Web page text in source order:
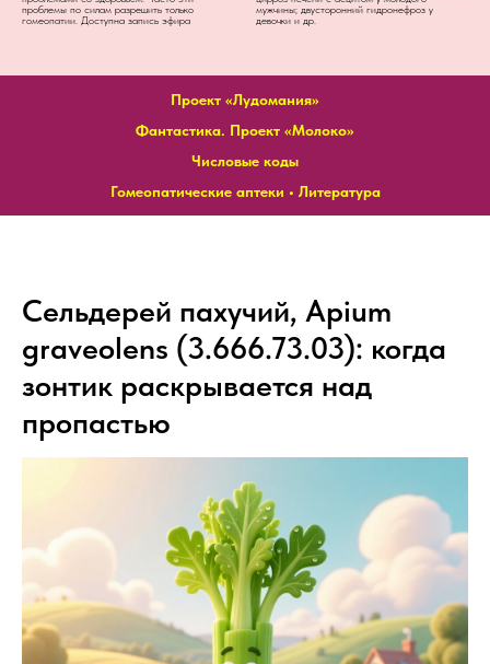
проблемы по силам разрешить только
гомеопатии. Доступна запись эфира
мужчины; двусторонний гидронефроз у
девочки и др.
Проект «Лудомания»
Фантастика. Проект «Молоко»
Числовые коды
Гомеопатические аптеки • Литература
Сельдерей пахучий, Apium
graveolens (3.666.73.03): когда
зонтик раскрывается над
пропастью